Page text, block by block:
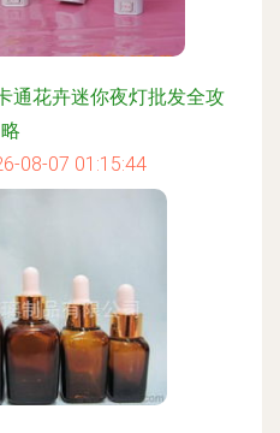
通花卉迷你夜灯批发全攻
略
08-07 01:15:44